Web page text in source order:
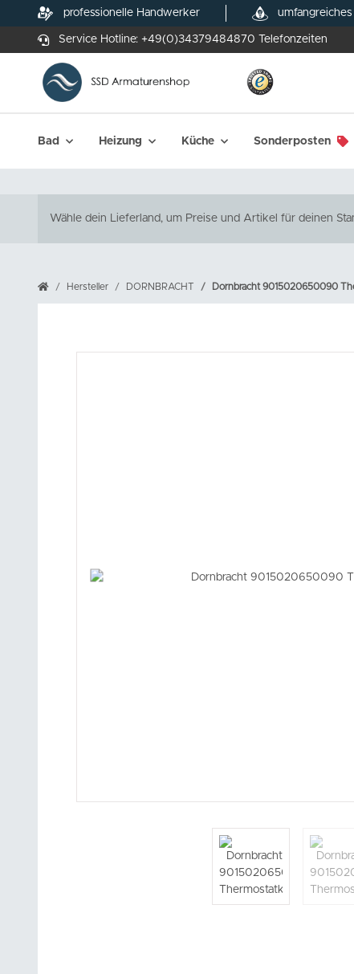
professionelle Handwerker
Service Hotline: +49(0)34379484870 Telefonzeiten
Bad Heizung Küche Sonderposten
Wähle dein Lieferland, um Preise und Artikel für deinen
Hersteller DORNBRACHT Dornbracht 9015020650090